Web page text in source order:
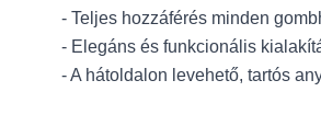
- Teljes hozzáférés minden
- Elegáns és funkcionális
- A hátoldalon levehető, tartós